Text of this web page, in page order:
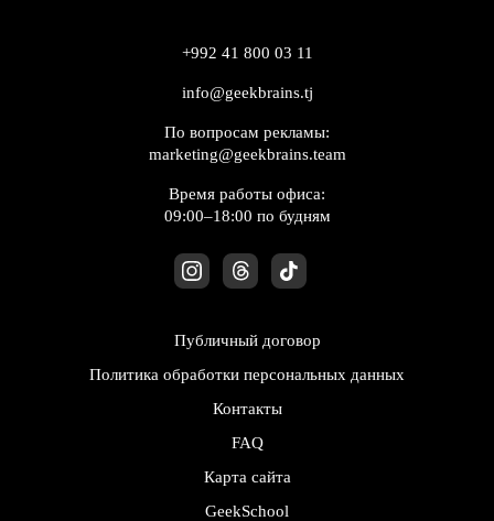
+992 41 800 03 11
info@geekbrains.tj
По вопросам рекламы:
marketing@geekbrains.team
Время работы офиса:
09:00–18:00 по будням
Публичный договор
Политика обработки персональных данных
Контакты
FAQ
Карта сайта
GeekSchool